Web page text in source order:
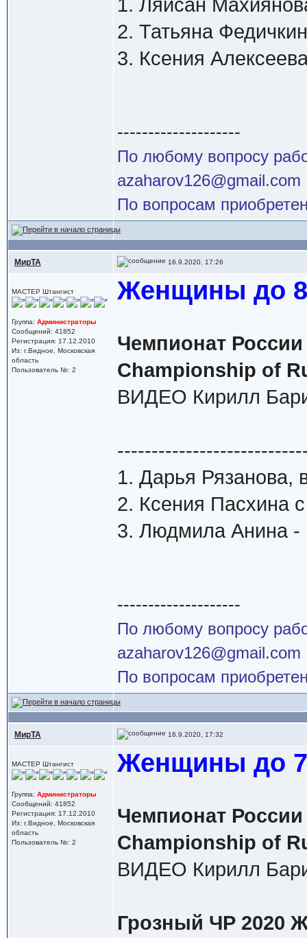
1. Ляйсан
2. Татьяна
3. Ксения
--------------------
По любому вопросу
azaharov126@gmail.com
По вопросам
МирТА 16.9.2020, 17:26
МАСТЕР Штангист
Группа: Администраторы
Сообщений: 41852
Регистрация: 17.12.2010
Из: г.Видное, Московская
область
Пользователь №: 2
Женщины до
Чемпионат
Championship of
ВИДЕО Кирилл
1. Дарья Рязанова,
2. Ксения Пасхина
3. Людмила Анина -
--------------------
По любому вопросу
azaharov126@gmail.com
По вопросам
МирТА 16.9.2020, 17:32
МАСТЕР Штангист
Группа: Администраторы
Сообщений: 41852
Регистрация: 17.12.2010
Из: г.Видное, Московская
область
Пользователь №: 2
Женщины до
Чемпионат
Championship of
ВИДЕО Кирилл
Грозный ЧР 2020